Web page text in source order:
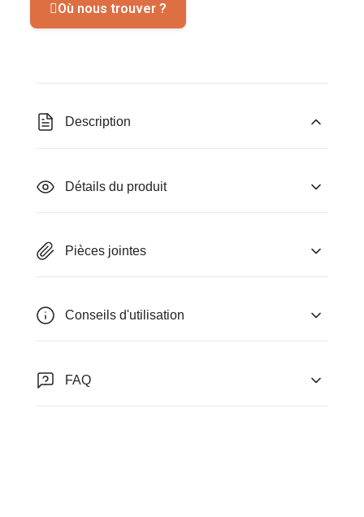
Où nous trouver ?
Description
Détails du produit
Pièces jointes
Conseils d'utilisation
FAQ